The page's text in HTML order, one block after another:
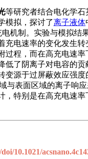
等研究者结合电化学
模拟，探讨了离子液体
机制。实验与模拟结
充电速率的变化发生
过程，而在高充电速率
低了阴离子对电容的
变源于过屏蔽效应强
与表面区域的离子响
，特别是在高充电速率
10.1021/